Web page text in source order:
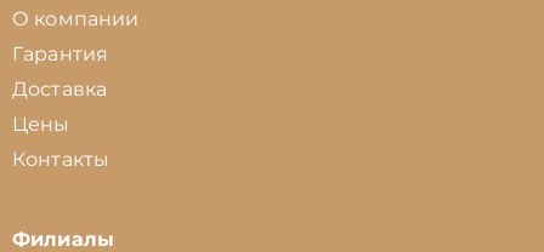
О компании
Гарантия
Доставка
Цены
Контакты
Филиалы